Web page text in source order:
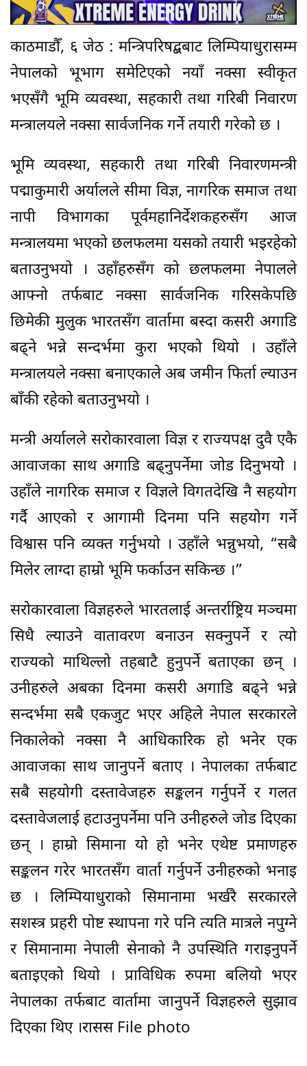
काठमाडौँ, ६ जेठ : मन्त्रिपरिषद्बबाट लिम्पियाधुरासम्म
नेपालको भूभाग समेटिएको नयाँ नक्सा स्वीकृत
भएसँगै भूमि व्यवस्था, सहकारी तथा गरिबी निवारण
मन्त्रालयले नक्सा सार्वजनिक गर्ने तयारी गरेको छ ।
भूमि व्यवस्था, सहकारी तथा गरिबी निवारणमन्त्री
पद्माकुमारी अर्यालले सीमा विज्ञ, नागरिक समाज तथा
नापी विभागका पूर्वमहानिर्देशकहरुसँग आज
मन्त्रालयमा भएको छलफलमा यसको तयारी भइरहेको
बताउनुभयो । उहाँहरुसँग को छलफलमा नेपालले
आफ्नो तर्फबाट नक्सा सार्वजनिक गरिसकेपछि
छिमेकी मुलुक भारतसँग वार्तामा बस्दा कसरी अगाडि
बढ्ने भन्ने सन्दर्भमा कुरा भएको थियो । उहाँले
मन्त्रालयले नक्सा बनाएकाले अब जमीन फिर्ता ल्याउन
बाँकी रहेको बताउनुभयो ।
मन्त्री अर्यालले सरोकारवाला विज्ञ र राज्यपक्ष दुवै एकै
आवाजका साथ अगाडि बढ्नुपर्नेमा जोड दिनुभयोे ।
उहाँले नागरिक समाज र विज्ञले विगतदेखि नै सहयोग
गर्दै आएको र आगामी दिनमा पनि सहयोग गर्ने
विश्वास पनि व्यक्त गर्नुभयो । उहाँले भन्नुभयो, “सबै
मिलेर लाग्दा हाम्रो भूमि फर्काउन सकिन्छ ।”
सरोकारवाला विज्ञहरुले भारतलाई अन्तर्राष्ट्रिय मञ्चमा
सिधै ल्याउने वातावरण बनाउन सक्नुपर्ने र त्यो
राज्यको माथिल्लो तहबाटै हुनुपर्ने बताएका छन् ।
उनीहरुले अबका दिनमा कसरी अगाडि बढ्ने भन्ने
सन्दर्भमा सबै एकजुट भएर अहिले नेपाल सरकारले
निकालेको नक्सा नै आधिकारिक हो भनेर एक
आवाजका साथ जानुपर्ने बताए । नेपालका तर्फबाट
सबै सहयोगी दस्तावेजहरु सङ्कलन गर्नुपर्ने र गलत
दस्तावेजलाई हटाउनुपर्नेमा पनि उनीहरुले जोड दिएका
छन् । हाम्रो सिमाना यो हो भनेर एथेष्ट प्रमाणहरु
सङ्कलन गरेर भारतसँग वार्ता गर्नुपर्ने उनीहरुको भनाइ
छ । लिम्पियाधुराको सिमानामा भर्खरै सरकारले
सशस्त्र प्रहरी पोष्ट स्थापना गरे पनि त्यति मात्रले नपुग्ने
र सिमानामा नेपाली सेनाको नै उपस्थिति गराइनुपर्ने
बताइएको थियो । प्राविधिक रुपमा बलियो भएर
नेपालका तर्फबाट वार्तामा जानुपर्ने विज्ञहरुले सुझाव
दिएका थिए ।रासस File photo